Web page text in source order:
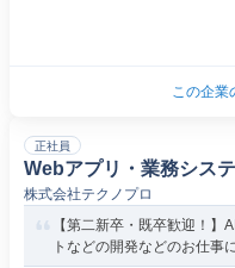
この企業
正社員
Webアプリ・業務シス
株式会社テクノプロ
【第二新卒・既卒歓迎！】
トなどの開発などのお仕事